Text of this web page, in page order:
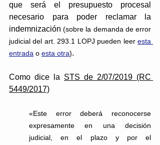
que será el presupuesto procesal
necesario para poder reclamar la
indemnización (sobre la demanda de error
judicial del art. 293.1 LOPJ pueden leer esta
entrada o esta otra).
Como dice la STS de 2/07/2019 (RC
5449/2017)
«Este error deberá reconocerse
expresamente en una decisión
judicial, en el plazo y por el